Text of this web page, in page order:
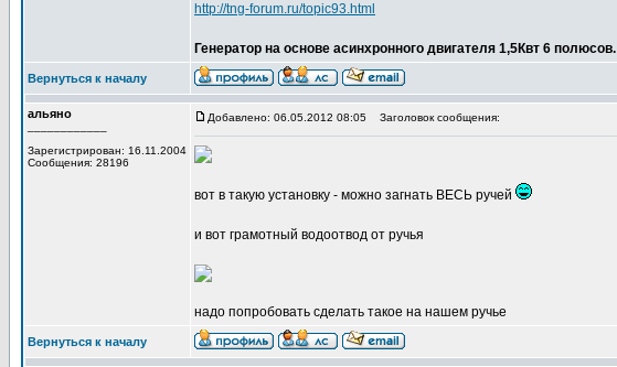
http://tng-forum.ru/topic93.html
Генератор на основе асинхронного двигателя 1,5Квт 6 полюсов.
Вернуться к началу
альяно
Зарегистрирован: 16.11.2004
Сообщения: 28196
Добавлено: 06.05.2012 08:05 Заголовок сообщения:
вот в такую установку - можно загнать ВЕСЬ ручей
и вот грамотный водоотвод от ручья
надо попробовать сделать такое на нашем ручье
Вернуться к началу